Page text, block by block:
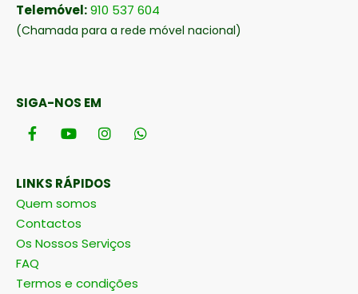
Telemóvel:910 537 604
(Chamada para a rede móvel nacional)
SIGA-NOS EM
LINKS RÁPIDOS
Quem somos
Contactos
Os Nossos Serviços
FAQ
Termos e condições